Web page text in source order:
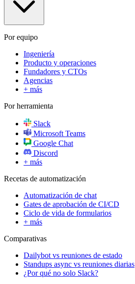
Por equipo
Ingeniería
Producto y operaciones
Fundadores y CTOs
Agencias
+ más
Por herramienta
Slack
Microsoft Teams
Google Chat
Discord
+ más
Recetas de automatización
Automatización de chat
Gates de aprobación de CI/CD
Ciclo de vida de formularios
+ más
Comparativas
Dailybot vs reuniones de estado
Standups async vs reuniones diarias
¿Por qué no solo Slack?